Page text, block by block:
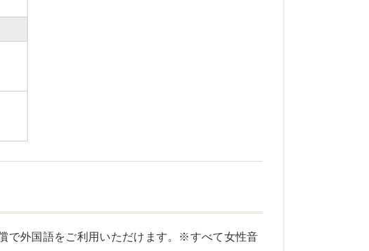
で外国語をご利用いただけます。※すべて女性音